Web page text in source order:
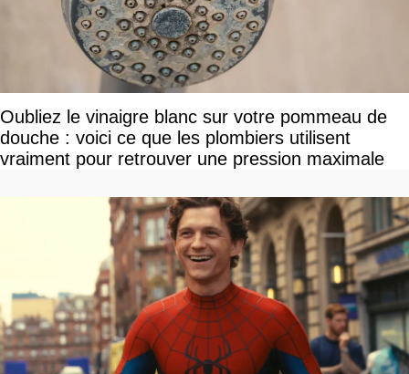
Oubliez le vinaigre blanc sur votre pommeau de
douche : voici ce que les plombiers utilisent
vraiment pour retrouver une pression maximale